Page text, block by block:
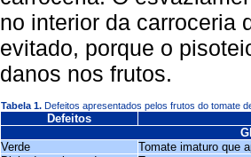
no interior da carroceria
evitado, porque o
danos nos frutos.
Tabela 1. Defeitos apresentados pelos frutos do tomate
Defeitos
Verde
Tomate imaturo que